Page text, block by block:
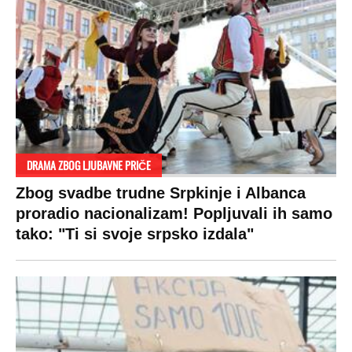
DRAMA ZBOG LJUBAVNE PRIČE
Zbog svadbe trudne Srpkinje i Albanca
proradio nacionalizam! Popljuvali ih samo
tako: "Ti si svoje srpsko izdala"